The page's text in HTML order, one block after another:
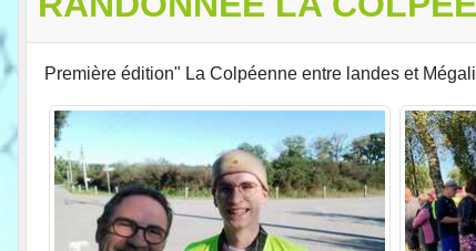
Première édition" La Colpéenne entre landes et